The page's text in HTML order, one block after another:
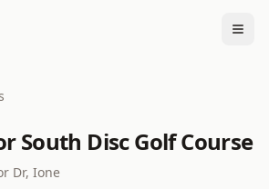
South Disc Golf Course
Dr, Ione